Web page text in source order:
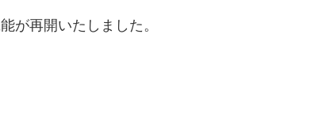
が再開いたしました。